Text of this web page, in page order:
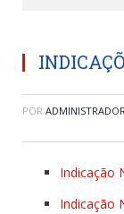
POR
Indicação
Indicação